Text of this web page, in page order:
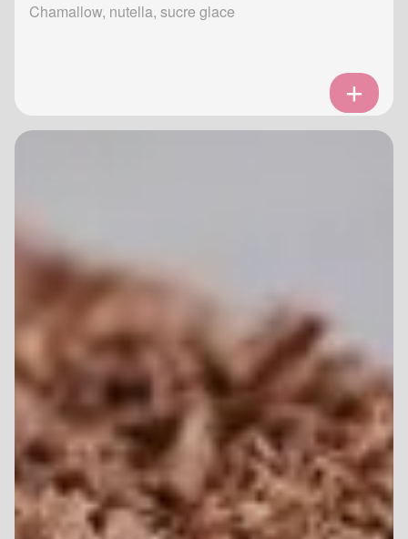
Chamallow, nutella, sucre glace